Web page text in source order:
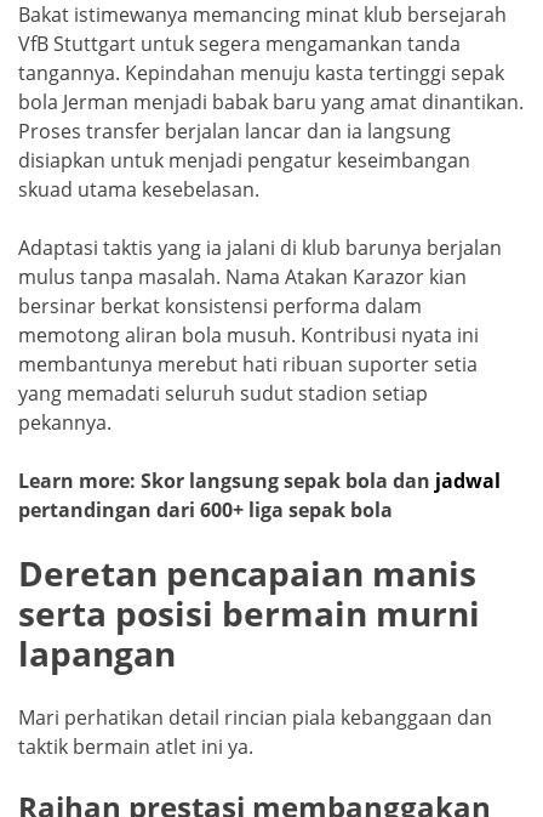
Bakat istimewanya memancing minat klub bersejarah
VfB Stuttgart untuk segera mengamankan tanda
tangannya. Kepindahan menuju kasta tertinggi sepak
bola Jerman menjadi babak baru yang amat dinantikan.
Proses transfer berjalan lancar dan ia langsung
disiapkan untuk menjadi pengatur keseimbangan
skuad utama kesebelasan.
Adaptasi taktis yang ia jalani di klub barunya berjalan
mulus tanpa masalah. Nama Atakan Karazor kian
bersinar berkat konsistensi performa dalam
memotong aliran bola musuh. Kontribusi nyata ini
membantunya merebut hati ribuan suporter setia
yang memadati seluruh sudut stadion setiap
pekannya.
Learn more: Skor langsung sepak bola dan jadwal
pertandingan dari 600+ liga sepak bola
Deretan pencapaian manis
serta posisi bermain murni
lapangan
Mari perhatikan detail rincian piala kebanggaan dan
taktik bermain atlet ini ya.
Raihan prestasi membanggakan